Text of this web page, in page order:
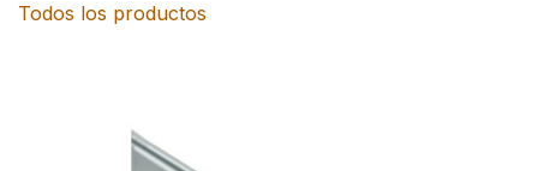
Todos los productos